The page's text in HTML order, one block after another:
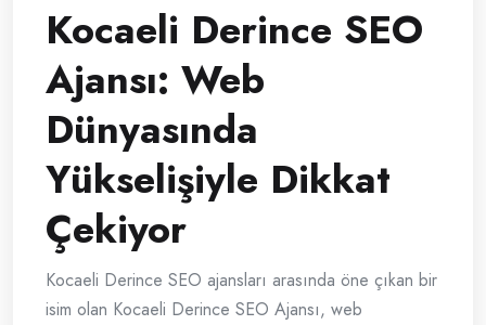
Kocaeli Derince SEO
Ajansı: Web
Dünyasında
Yükselişiyle Dikkat
Çekiyor
Kocaeli Derince SEO ajansları arasında öne çıkan bir
isim olan Kocaeli Derince SEO Ajansı, web